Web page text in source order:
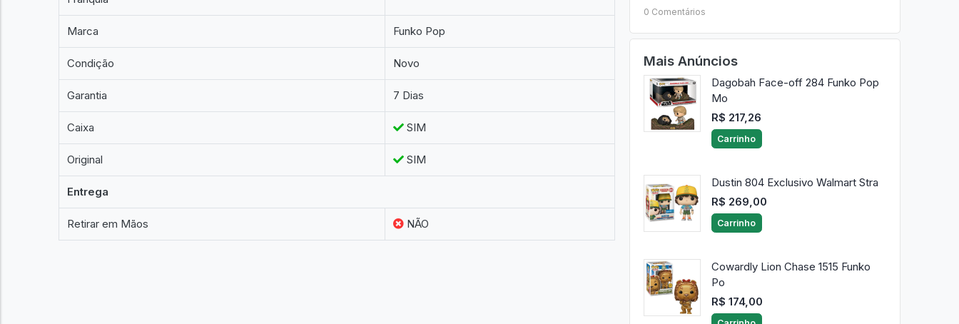
Marca Funko Pop
Condição Novo
Garantia 7 Dias
Caixa SIM
Original SIM
Entrega
Retirar em Mãos NÃO
0 Comentários
Mais Anúncios
Dagobah Face-off 284 Funko Pop
Mo
R$ 217,26
Carrinho
Dustin 804 Exclusivo Walmart Stra
R$ 269,00
Carrinho
Cowardly Lion Chase 1515 Funko
Po
R$ 174,00